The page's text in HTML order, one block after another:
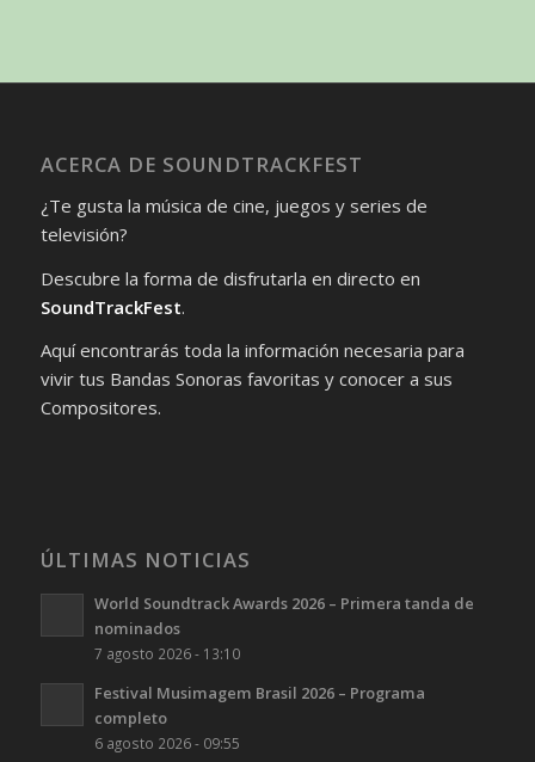
ACERCA DE SOUNDTRACKFEST
¿Te gusta la música de cine, juegos y series de
televisión?
Descubre la forma de disfrutarla en directo en
SoundTrackFest.
Aquí encontrarás toda la información necesaria para
vivir tus Bandas Sonoras favoritas y conocer a sus
Compositores.
ÚLTIMAS NOTICIAS
World Soundtrack Awards 2026 – Primera tanda de
nominados
7 agosto 2026 - 13:10
Festival Musimagem Brasil 2026 – Programa
completo
6 agosto 2026 - 09:55